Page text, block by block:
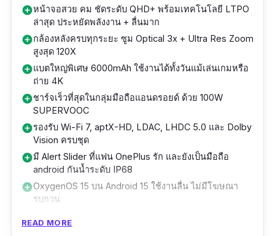
ถ่ายภาพและวิดีโอ โดยไม่ต้องพกกล้องใหญ่
และคนที่ต้องการมือถือกล้องดีที่สุดพร้อมแบ
ตอึดในเครื่องเดียว
ขับเคลื่อนด้วยชิป Dimensity 9400 8-core และ
GPU Immortalis G925 MC12 ประสิทธิภาพสูง
สำหรับงานประมวลผลภาพหรือวิดีโอหนัก ๆ พร้อม
RAM 16GB และ ROM 512GB มาตรฐาน UFS
4.0 จุและอ่านเขียนไฟล์ได้รวดเร็ว
แบตเตอรี่ 5910mAh ใช้งานต่อเนื่องได้ทั้งวัน
รองรับชาร์จไว SUPERVOOC 80W และชาร์จไร้
สาย AIRVOOC 50W ชาร์จเร็วทันใจไม่ต้องรอ
นาน
ดีไซน์พรีเมียมด้วยกระจก Gorilla Glass 7i และ
หรือความชื้น
add_circleหน้าจอสวย คม ชัดระดับ QHD+ พร้อมเทคโนโลยี LTPO
ล่าสุด ประหยัดพลังงาน + ลื่นมาก
add_circleกล้องหลังครบทุกระยะ ซูม Optical 3x + Ultra Res Zoom
สูงสุด 120X
add_circleแบตใหญ่พิเศษ 6000mAh ใช้งานได้ทั้งวันแม้เล่นเกมหรือ
ถ่าย 4K
add_circleชาร์จเร็วที่สุดในกลุ่มมือถือแอนดรอยด์ ด้วย 100W
SUPERVOOC
add_circleรองรับ Wi-Fi 7, aptX-HD, LDAC, LHDC 5.0 และ Dolby
Vision ครบชุด
add_circleมี Alert Slider ที่แฟน OnePlus รัก และยังเป็นมือถือ
android กันน้ำระดับ IP68
add_circleOxygenOS 15 บน Android 15 ใช้งานลื่น ไม่มีโฆษณา
รบกวน
READ MORE